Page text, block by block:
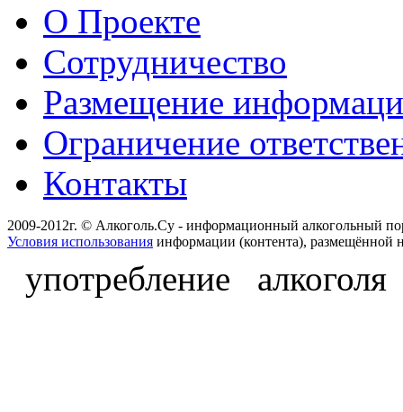
О Проекте
Сотрудничество
Размещение
Ограничение
Контакты
2009-2012г. © Алкоголь.Су - информационный алкогольный
Условия использования информации (контента), размещённой
употребление